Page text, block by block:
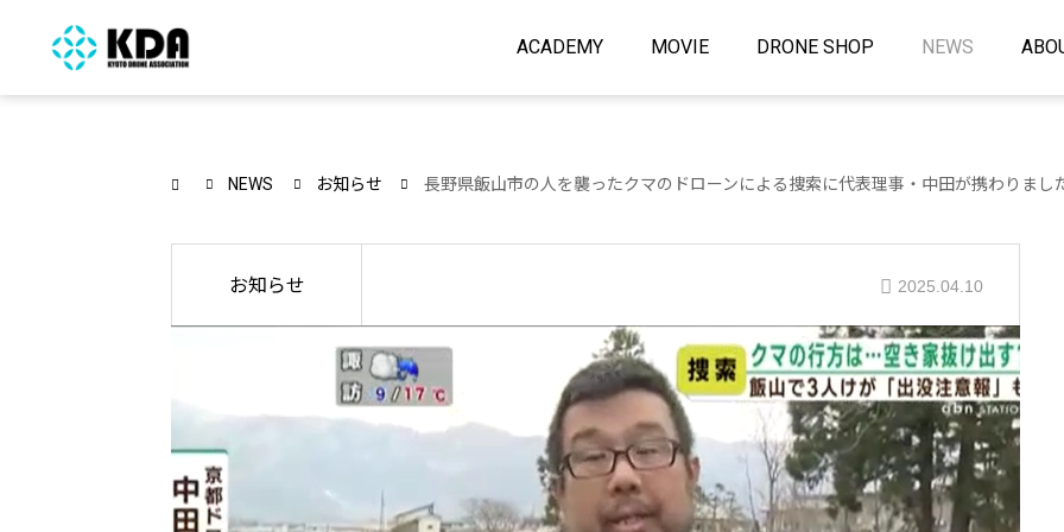
ACADEMY MOVIE DRONE SHOP NEWS
NEWS お知らせ 長野県飯山市の人を襲ったクマのドローンによる捜索に代表理事・中田が携わりまし
お知らせ 2025.04.10